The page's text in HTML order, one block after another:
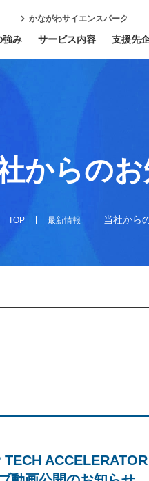
かながわサイエンスパーク
強み サービス内容 支援先
TOP 最新情報 当社から
からの